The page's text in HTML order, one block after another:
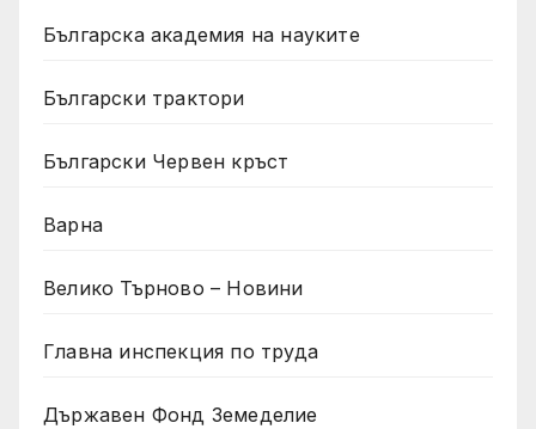
Българска академия на науките
Български трактори
Български Червен кръст
Варна
Велико Търново – Новини
Главна инспекция по труда
Държавен Фонд Земеделие